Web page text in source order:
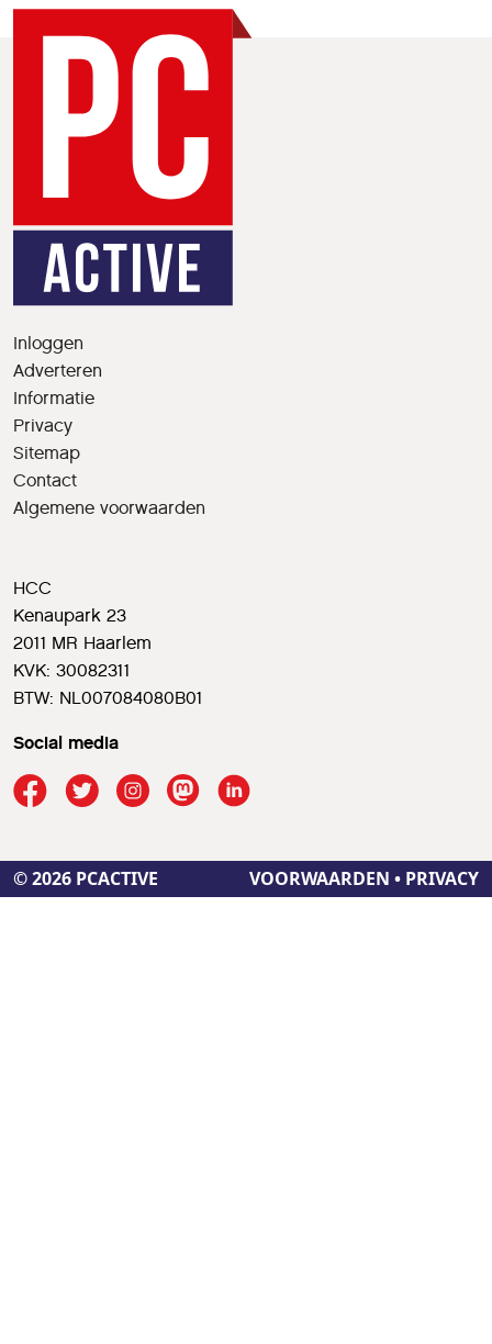
Inloggen
Adverteren
Informatie
Privacy
Sitemap
Contact
Algemene voorwaarden
HCC
Kenaupark 23
2011 MR Haarlem
KVK: 30082311
BTW: NL007084080B01
Social media
© 2026 PCACTIVE VOORWAARDEN • PRIVACY